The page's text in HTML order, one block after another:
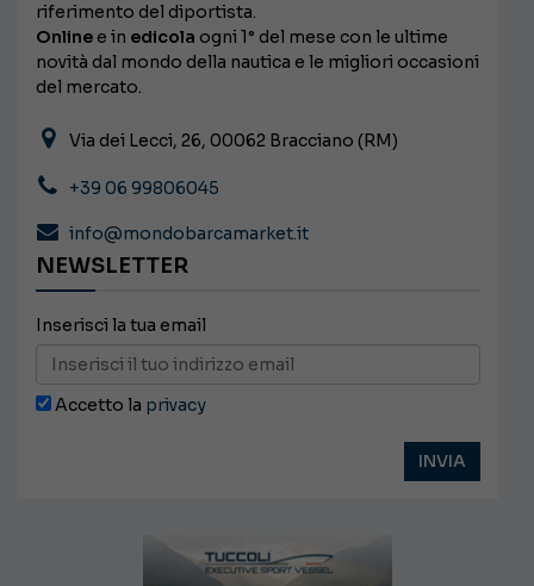
riferimento del diportista.
Online e in edicola ogni 1° del mese con le ultime
novità dal mondo della nautica e le migliori occasioni
del mercato.
Via dei Lecci, 26, 00062 Bracciano (RM)
+39 06 99806045
info@mondobarcamarket.it
NEWSLETTER
Inserisci la tua email
Accetto la privacy